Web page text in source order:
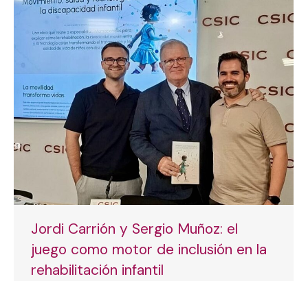
Jordi Carrión y Sergio Muñoz: el
juego como motor de inclusión en la
rehabilitación infantil